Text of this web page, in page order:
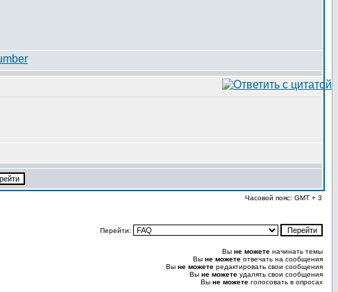
Часовой пояс: GMT + 3
Перейти:
Вы не можете начинать темы
Вы не можете отвечать на сообщения
Вы не можете редактировать свои сообщения
Вы не можете удалять свои сообщения
Вы не можете голосовать в опросах